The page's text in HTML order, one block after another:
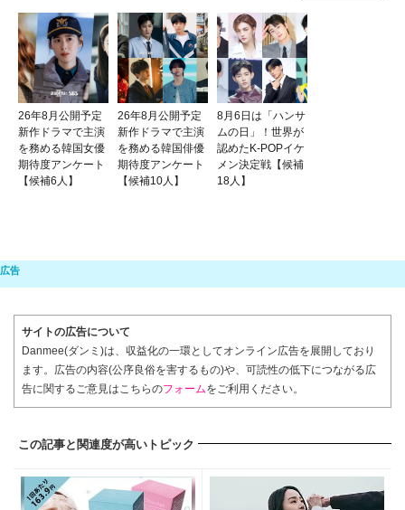
26年8月公開予定
新作ドラマで主演
を務める韓国女優
期待度アンケート
【候補6人】
26年8月公開予定
新作ドラマで主演
を務める韓国俳優
期待度アンケート
【候補10人】
8月6日は「ハンサ
ムの日」！世界が
認めたK-POPイケ
メン決定戦【候補
18人】
サイトの広告について
Danmee(ダンミ)は、収益化の一環としてオンライン広告を展開しており
ます。広告の内容(公序良俗を害するもの)や、可読性の低下につながる広
告に関するご意見はこちらのフォームをご利用ください。
この記事と関連度が高いトピック